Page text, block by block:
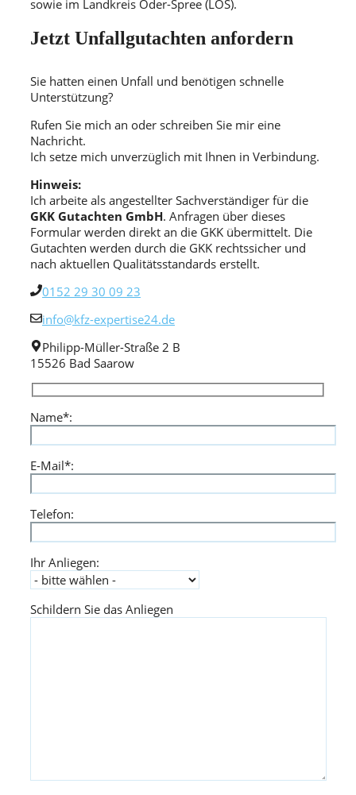
sowie im Landkreis Oder-Spree (LOS).
Jetzt Unfallgutachten anfordern
Sie hatten einen Unfall und benötigen schnelle
Unterstützung?
Rufen Sie mich an oder schreiben Sie mir eine
Nachricht.
Ich setze mich unverzüglich mit Ihnen in Verbindung.
Hinweis:
Ich arbeite als angestellter Sachverständiger für die
GKK Gutachten GmbH. Anfragen über dieses
Formular werden direkt an die GKK übermittelt. Die
Gutachten werden durch die GKK rechtssicher und
nach aktuellen Qualitätsstandards erstellt.
0152 29 30 09 23
info@kfz-expertise24.de
Philipp-Müller-Straße 2 B
15526 Bad Saarow
Name*:
E-Mail*:
Telefon:
Ihr Anliegen:
Schildern Sie das Anliegen